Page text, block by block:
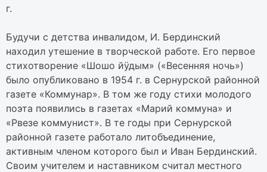
г.
Будучи с детства инвалидом, И. Бердинский
находил утешение в творческой работе. Его первое
стихотворение «Шошо йӱдым» («Весенняя ночь»)
было опубликовано в 1954 г. в Сернурской районной
газете «Коммунар». В том же году стихи молодого
поэта появились в газетах «Марий коммуна» и
«Рвезе коммунист». В те годы при Сернурской
районной газете работало литобъединение,
активным членом которого был и Иван Бердинский.
Своим учителем и наставником считал местного